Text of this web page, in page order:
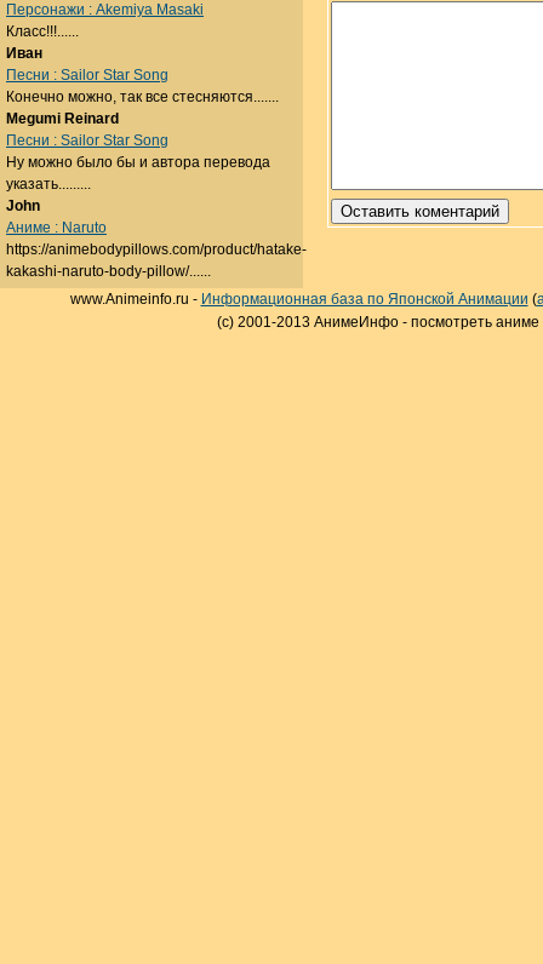
Персонажи : Akemiya Masaki
Класс!!!......
Иван
Песни : Sailor Star Song
Конечно можно, так все стесняются.......
Megumi Reinard
Песни : Sailor Star Song
Ну можно было бы и автора перевода
указать.........
John
Аниме : Naruto
https://animebodypillows.com/product/hatake-
kakashi-naruto-body-pillow/......
www.Animeinfo.ru - Информационная база по Японской Анимации (
(c) 2001-2013 АнимеИнфо - посмотреть аниме